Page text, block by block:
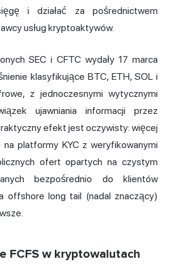
i działać za pośrednictwem
usług kryptoaktywów.
SEC i CFTC wydały 17 marca
klasyfikujące BTC, ETH, SOL i
z jednoczesnymi wytycznymi
ujawniania informacji przez
efekt jest oczywisty: więcej
platformy KYC z weryfikowanymi
ofert opartych na czystym
bezpośrednio do klientów
offshore long tail (nadal znaczący)
FCFS w kryptowalutach